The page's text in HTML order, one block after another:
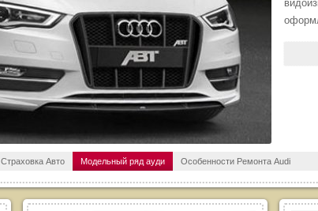
Страховка Авто Модельный ряд ауди Особенности Ремонта Audi